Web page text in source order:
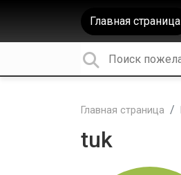
Главная страница
Главная страница
tuk